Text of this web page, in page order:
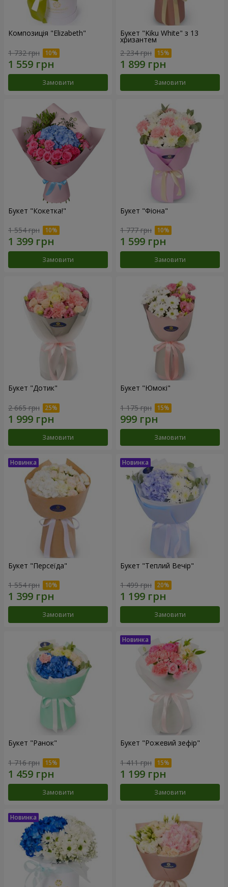
Композиція "Elizabeth"
1 732 грн
Замовити
Букет "Kiku White" з 13
хризантем
2 234 грн
Замовити
Букет "Кокетка!"
1 554 грн
Замовити
Букет "Фіона"
1 777 грн
Замовити
Букет "Дотик"
2 665 грн
Замовити
Букет "Юмокі"
1 175 грн
Замовити
Букет "Персеїда"
1 554 грн
Замовити
Букет "Теплий Вечір"
1 499 грн
Замовити
Букет "Ранок"
1 716 грн
Замовити
Букет "Рожевий зефір"
1 411 грн
Замовити